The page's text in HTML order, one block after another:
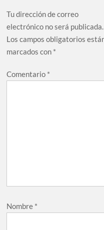
Tu dirección de correo
electrónico no será publicada.
Los campos obligatorios
marcados con *
Comentario *
Nombre *